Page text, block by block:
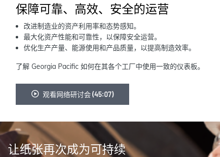
保障可靠、高效、安全的运营
改进制造业的资产利用率和态势感知。
最大化资产性能和可靠性，以保障安全运营。
优化生产产量、能源使用和产品质量，以提高制造效率。
了解 Georgia Pacific 如何在其各个工厂中使用一致的仪表板。
观看网络研讨会 (45:07)
让纸张再次成为可持续